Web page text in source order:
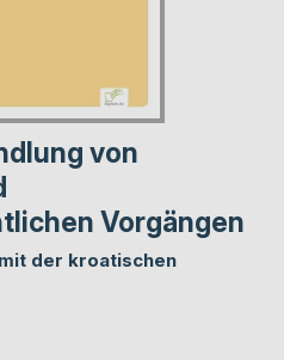
von
Vorgängen
der kroatischen